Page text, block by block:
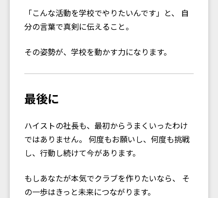
「こんな活動を学校でやりたいんです」と、 自
分の言葉で真剣に伝えること。
その姿勢が、学校を動かす力になります。
最後に
ハイストの社長も、最初からうまくいったわけ
ではありません。 何度もお願いし、何度も挑戦
し、行動し続けて今があります。
もしあなたが本気でクラブを作りたいなら、 そ
の一歩はきっと未来につながります。